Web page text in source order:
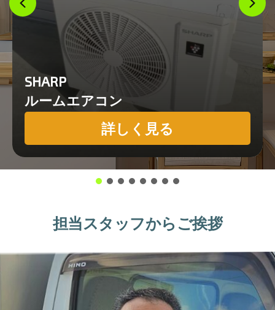
SHARP
ルームエアコン
詳しく見る
担当スタッフからご挨拶